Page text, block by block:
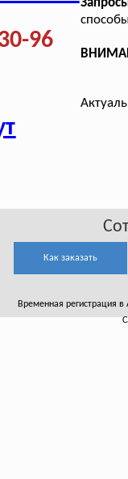
96
Как заказать
Временная регистрация